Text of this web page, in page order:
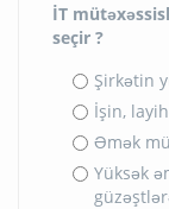
İT
seçir ?
Şirkətin
İşin,
Əmək
Yüksək